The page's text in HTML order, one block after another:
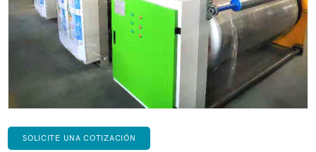
SOLICITE UNA COTIZACIÓN